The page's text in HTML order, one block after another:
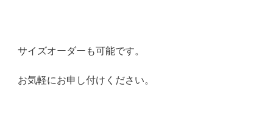
サイズオーダーも可能です。
お気軽にお申し付けください。